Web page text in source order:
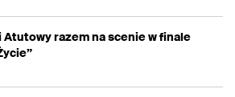
razem na scenie w finale